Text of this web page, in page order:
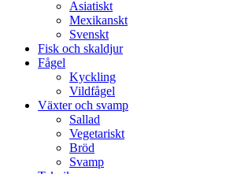
Asiatiskt
Mexikanskt
Svenskt
Fisk och skaldjur
Fågel
Kyckling
Vildfågel
Växter och svamp
Sallad
Vegetariskt
Bröd
Svamp